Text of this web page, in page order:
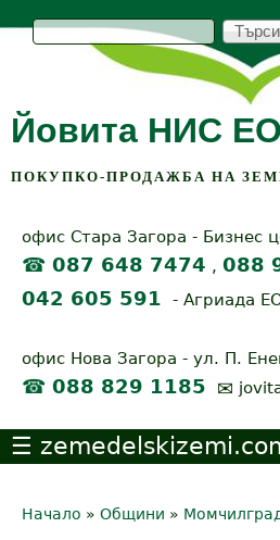
Skip
to
content
Йовита НИС
ПОКУПКО-ПРОДАЖБА НА
офис Стара Загора - Бизнес
☎ 087 648 7474 , 088
042 605 591 - Агриада
S
r
c
f
o
m
Т
ъ
р
офис Нова Загора - ул. П.
☎ 088 829 1185 ✉
Y
Начало » Общини »